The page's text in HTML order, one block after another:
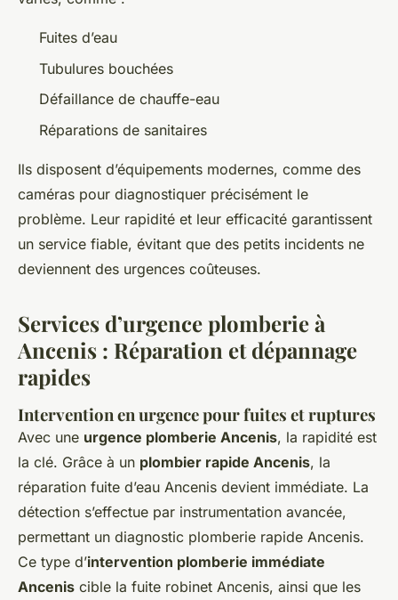
Fuites d’eau
Tubulures bouchées
Défaillance de chauffe-eau
Réparations de sanitaires
Ils disposent d’équipements modernes, comme des
caméras pour diagnostiquer précisément le
problème. Leur rapidité et leur efficacité garantissent
un service fiable, évitant que des petits incidents ne
deviennent des urgences coûteuses.
Services d’urgence plomberie à
Ancenis : Réparation et dépannage
rapides
Intervention en urgence pour fuites et ruptures
Avec une urgence plomberie Ancenis, la rapidité est
la clé. Grâce à un plombier rapide Ancenis, la
réparation fuite d’eau Ancenis devient immédiate. La
détection s’effectue par instrumentation avancée,
permettant un diagnostic plomberie rapide Ancenis.
Ce type d’intervention plomberie immédiate
Ancenis cible la fuite robinet Ancenis, ainsi que les